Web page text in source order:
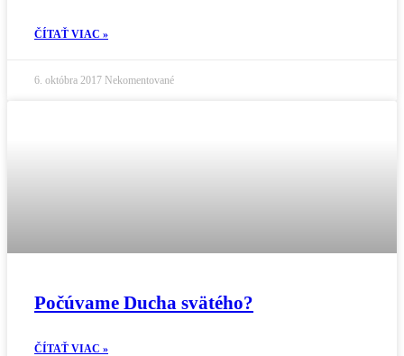
ČÍTAŤ VIAC »
6. októbra 2017 Nekomentované
Počúvame Ducha svätého?
ČÍTAŤ VIAC »